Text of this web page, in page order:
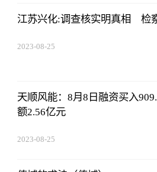
江苏兴化:调查核实明真相 检
2023-08-25
天顺风能：8月8日融资买入
额2.56亿元
2023-08-25